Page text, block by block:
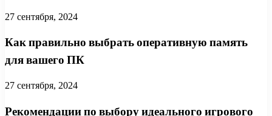
27 сентября, 2024
Как правильно выбрать оперативную память
для вашего ПК
27 сентября, 2024
Рекомендации по выбору идеального игрового